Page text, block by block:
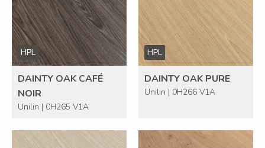
HPL
DAINTY OAK CAFÉ
NOIR
Unilin | 0H265 V1A
HPL
DAINTY OAK PURE
Unilin | 0H266 V1A